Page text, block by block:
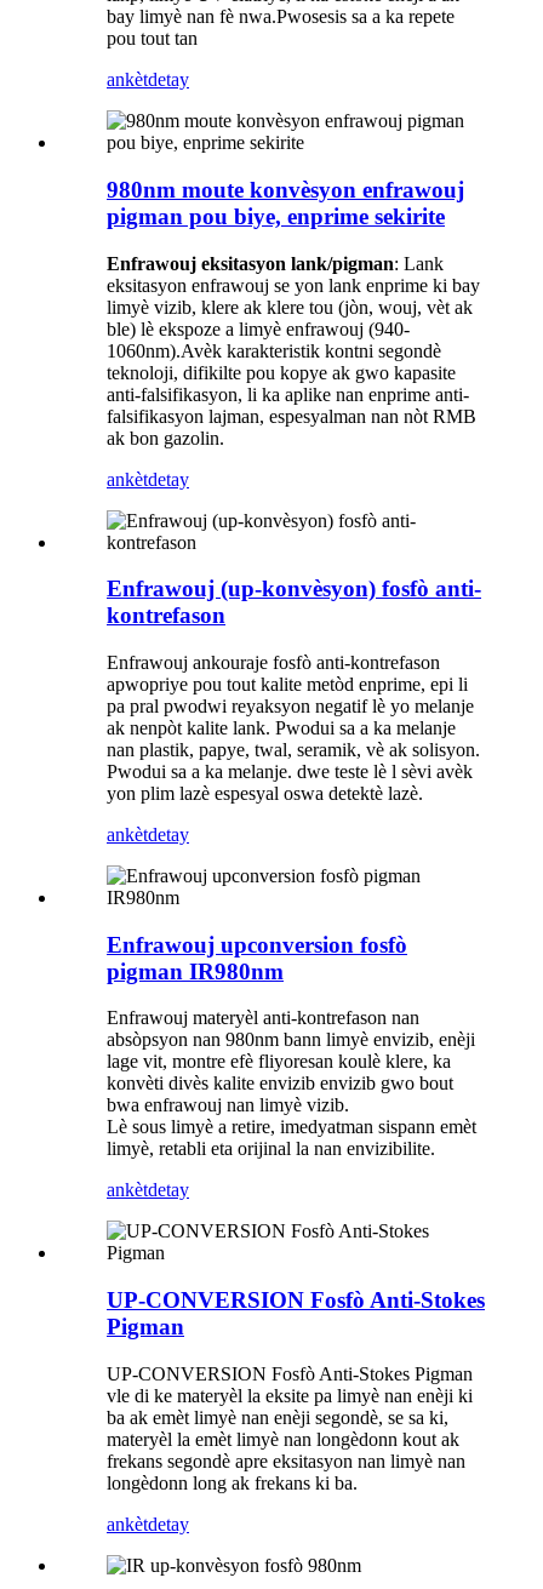
bay limyè nan fè nwa.Pwosesis sa a ka repete
pou tout tan
ankètdetay
980nm moute konvèsyon enfrawouj
pigman pou biye, enprime sekirite
Enfrawouj eksitasyon lank/pigman: Lank
eksitasyon enfrawouj se yon lank enprime ki bay
limyè vizib, klere ak klere tou (jòn, wouj, vèt ak
ble) lè ekspoze a limyè enfrawouj (940-
1060nm).Avèk karakteristik kontni segondè
teknoloji, difikilte pou kopye ak gwo kapasite
anti-falsifikasyon, li ka aplike nan enprime anti-
falsifikasyon lajman, espesyalman nan nòt RMB
ak bon gazolin.
ankètdetay
Enfrawouj (up-konvèsyon) fosfò anti-
kontrefason
Enfrawouj ankouraje fosfò anti-kontrefason
apwopriye pou tout kalite metòd enprime, epi li
pa pral pwodwi reyaksyon negatif lè yo melanje
ak nenpòt kalite lank. Pwodui sa a ka melanje
nan plastik, papye, twal, seramik, vè ak solisyon.
Pwodui sa a ka melanje. dwe teste lè l sèvi avèk
yon plim lazè espesyal oswa detektè lazè.
ankètdetay
Enfrawouj upconversion fosfò
pigman IR980nm
Enfrawouj materyèl anti-kontrefason nan
absòpsyon nan 980nm bann limyè envizib, enèji
lage vit, montre efè fliyoresan koulè klere, ka
konvèti divès kalite envizib envizib gwo bout
bwa enfrawouj nan limyè vizib.
Lè sous limyè a retire, imedyatman sispann emèt
limyè, retabli eta orijinal la nan envizibilite.
ankètdetay
UP-CONVERSION Fosfò Anti-Stokes
Pigman
UP-CONVERSION Fosfò Anti-Stokes Pigman
vle di ke materyèl la eksite pa limyè nan enèji ki
ba ak emèt limyè nan enèji segondè, se sa ki,
materyèl la emèt limyè nan longèdonn kout ak
frekans segondè apre eksitasyon nan limyè nan
longèdonn long ak frekans ki ba.
ankètdetay